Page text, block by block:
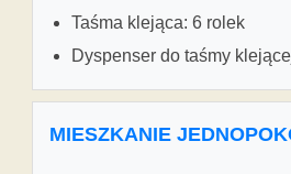
Taśma klejąca: 6 rolek
Dyspenser do taśmy
MIESZKANIE